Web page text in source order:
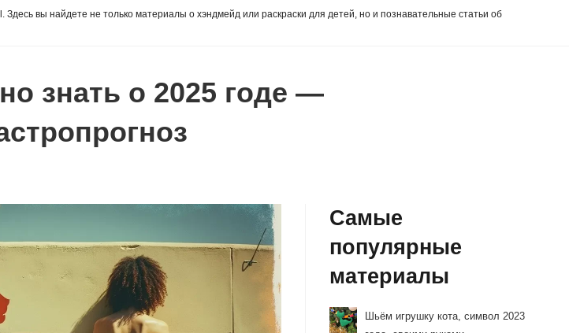
вы найдете не только материалы о хэндмейд или раскраски для детей, но и познавательные статьи об
знать о 2025 годе —
Самые
популярные
материалы
Шьём игрушку кота, символ 2023